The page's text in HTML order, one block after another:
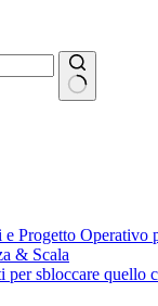
e Progetto Operativo
& Scala
per sbloccare quello